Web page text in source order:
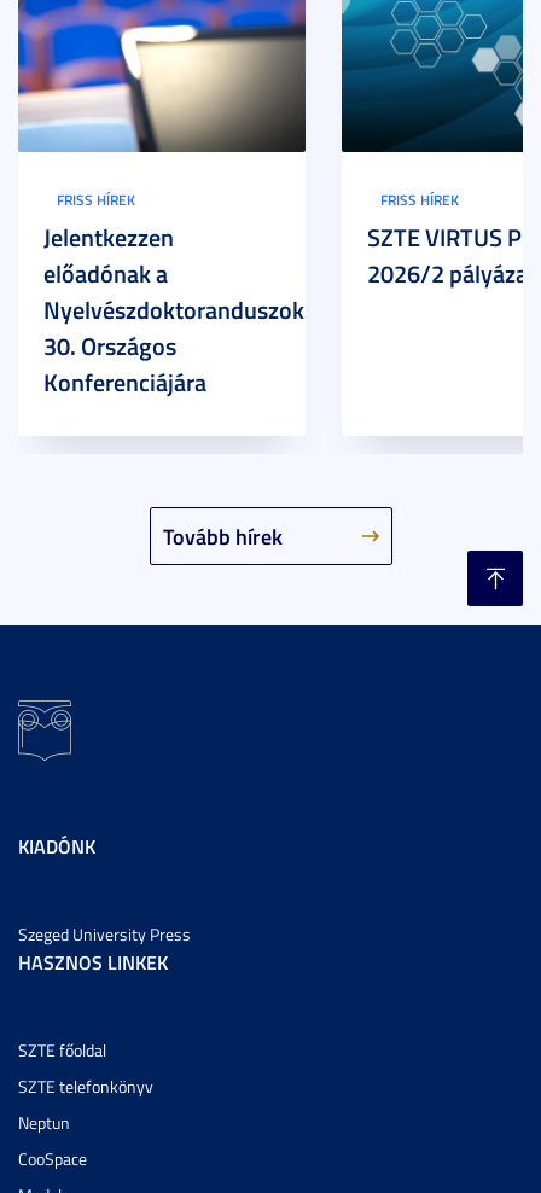
Tovább hírek
FRISS HÍREK
Jelentkezzen
előadónak a
Nyelvészdoktoranduszok
30. Országos
Konferenciájára
FRISS HÍREK
SZTE VIRTUS
2026/2
KIADÓNK
Szeged University Press
HASZNOS LINKEK
SZTE főoldal
SZTE telefonkönyv
Neptun
CooSpace